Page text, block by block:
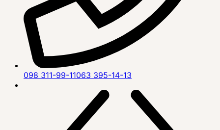
098 311-99-11063 395-14-13